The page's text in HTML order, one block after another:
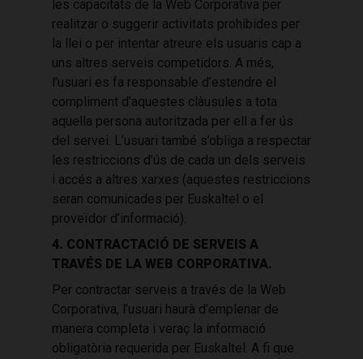
les capacitats de la Web Corporativa per
realitzar o suggerir activitats prohibides per
la llei o per intentar atreure els usuaris cap a
uns altres serveis competidors. A més,
l’usuari es fa responsable d’estendre el
compliment d’aquestes clàusules a tota
aquella persona autoritzada per ell a fer ús
del servei. L’usuari també s’obliga a respectar
les restriccions d’ús de cada un dels serveis
i accés a altres xarxes (aquestes restriccions
seran comunicades per Euskaltel o el
proveïdor d’informació).
4. CONTRACTACIÓ DE SERVEIS A
TRAVÉS DE LA WEB CORPORATIVA.
Per contractar serveis a través de la Web
Corporativa, l’usuari haurà d’emplenar de
manera completa i veraç la informació
obligatòria requerida per Euskaltel. A fi que